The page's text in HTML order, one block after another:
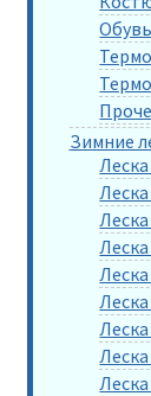
Обувь
Зимние